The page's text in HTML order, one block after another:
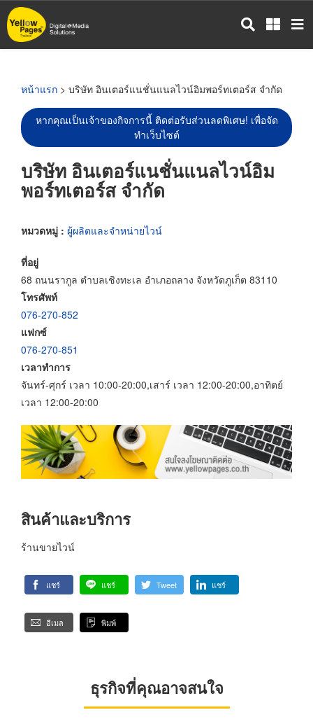
ข้าม
ไป
หน้าแรก > บริษัท อินเตอร์แนชั่นแนลไวน์อิมพอร์ทเตอร์ส จำกัด
หากคุณเป็นเจ้าของกิจการนี้ ติดต่อรับส่วนลดพิเศษ! เพื่อจัด
ทำเว็บไซต์
บริษัท อินเตอร์แนชั่นแนลไวน์อิม
พอร์ทเตอร์ส จำกัด
หมวดหมู่ : ผู้ผลิตและจำหน่ายไวน์
ที่อยู่
68 ถนนรากูล ตำบลเชิงทะเล อำเภอถลาง จังหวัดภูเก็ต 83110
โทรศัพท์
076-270-852
แฟกซ์
076-270-851
เวลาทำการ
จันทร์-ศุกร์ เวลา 10:00-20:00,เสาร์ เวลา 12:00-20:00,อาทิตย์
เวลา 12:00-20:00
สินค้าและบริการ
ร้านขายไวน์
แชร์ แชร์ Tweet แชร์
อีเมล พิมพ์
ธุรกิจที่คุณอาจสนใจ